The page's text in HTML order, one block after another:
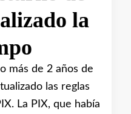
la
más de 2 años de
las reglas
La PIX, que había